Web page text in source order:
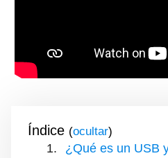
Índice ( )
¿Qué es un USB